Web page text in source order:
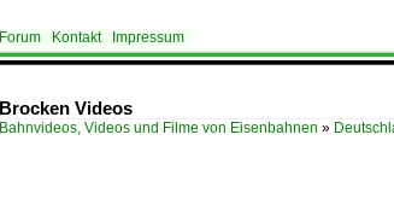
Forum Kontakt Impressum
Brocken Videos
Bahnvideos, Videos und Filme von Eisenbahnen »